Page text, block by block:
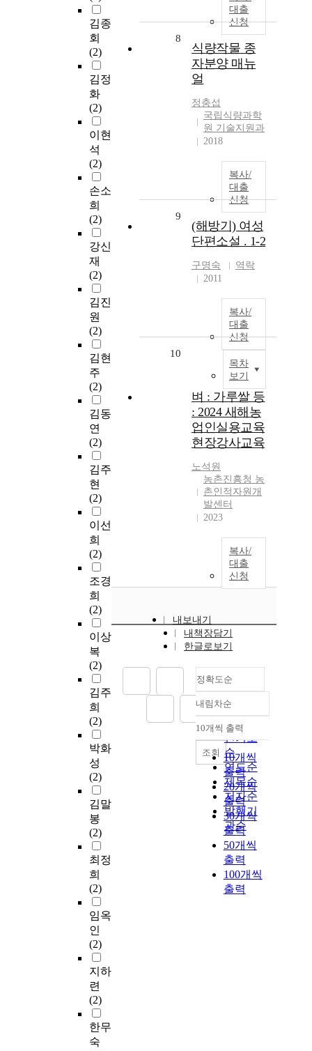
김종
회
(2)
김정
화
(2)
이현
석
(2)
손소
희
(2)
강신
재
(2)
김진
원
(2)
김현
주
(2)
김동
연
(2)
김주
현
(2)
이선
희
(2)
조경
희
(2)
이상
복
(2)
김주
희
(2)
박화
성
(2)
김말
봉
(2)
최정
희
(2)
임옥
인
(2)
지하
련
(2)
한무
숙
대출
신청
8
식량작물 종
자분양 매뉴
얼
정충섭
국립식량과학
원 기술지원과
2018
복사/
대출
신청
9
(해방기) 여성
단편소설 . 1-2
구명숙
역락
2011
복사/
대출
신청
목차
보기
10
벼 : 가루쌀 등
: 2024 새해농
업인실용교육
현장강사교육
노석원
농촌진흥청 농
촌인적자원개
발센터
2023
복사/
대출
신청
내보내기
내책장담기
한글로보기
정확도순
정확도
순
인기도
순
연도순
제목순
저자순
발행기
관순
내림차순
내림차순
10개씩 출력
10개씩
출력
20개씩
출력
30개씩
출력
50개씩
출력
100개씩
출력
조회